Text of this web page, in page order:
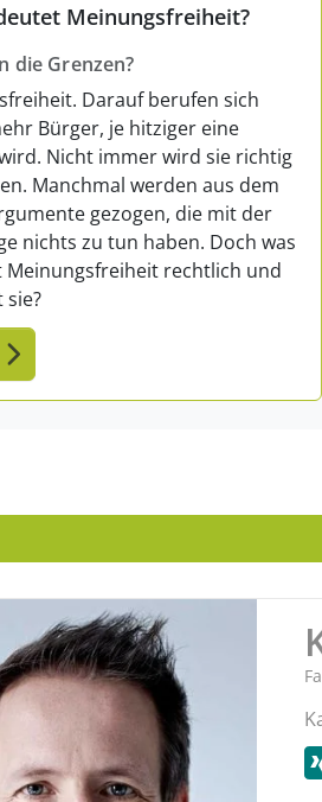
Meinungsfreiheit?
die Grenzen?
Darauf berufen sich
Bürger, je hitziger eine
Nicht immer wird sie richtig
Manchmal werden aus dem
gezogen, die mit der
nichts zu tun haben. Doch was
Meinungsfreiheit rechtlich und
sie?